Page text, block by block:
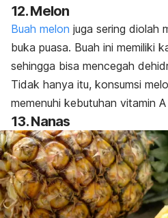
12. Melon
Buah melon juga sering diolah
buka puasa. Buah ini memiliki
sehingga bisa mencegah
Tidak hanya itu, konsumsi
memenuhi kebutuhan vitamin
13. Nanas